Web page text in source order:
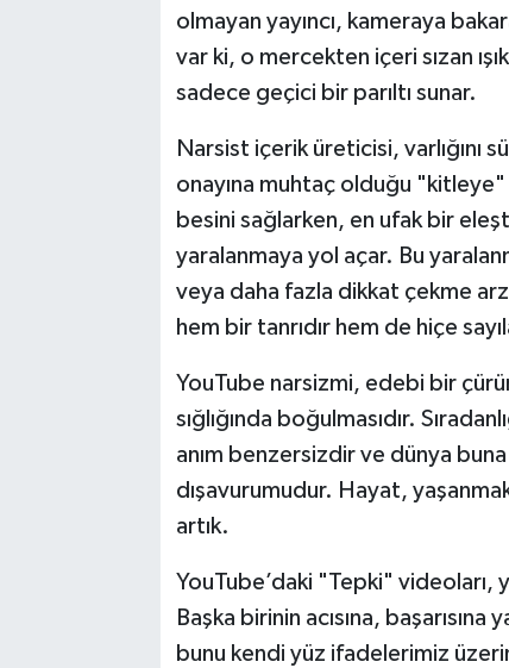
olmayan yayıncı, kameraya
var ki, o mercekten içeri sızan
sadece geçici bir parıltı sunar.
Narsist içerik üreticisi, varlığını
onayına muhtaç olduğu "kitleye"
besini sağlarken, en ufak bir
yaralanmaya yol açar. Bu
veya daha fazla dikkat çekme
hem bir tanrıdır hem de hiçe
YouTube narsizmi, edebi bir
sığlığında boğulmasıdır.
anım benzersizdir ve dünya
dışavurumudur. Hayat,
artık.
YouTube’daki "Tepki"
Başka birinin acısına,
bunu kendi yüz ifadelerimiz